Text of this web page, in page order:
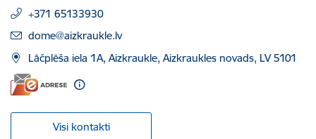
+371 65133930
E-pasts:
dome@aizkraukle.lv
Lāčplēša iela 1A, Aizkraukle, Aizkraukles novads, LV 5101
Visi kontakti